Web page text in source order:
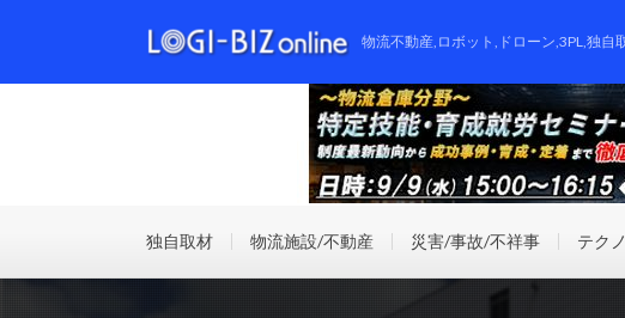
物流不動産,ロボット,ドローン,3PL,独自
独自取材 物流施設/不動産 災害/事故/不祥事 テク